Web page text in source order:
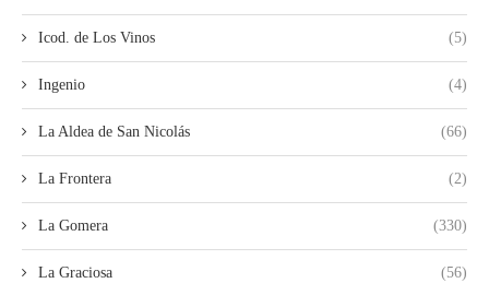
Icod. de Los Vinos (5)
Ingenio (4)
La Aldea de San Nicolás (66)
La Frontera (2)
La Gomera (330)
La Graciosa (56)